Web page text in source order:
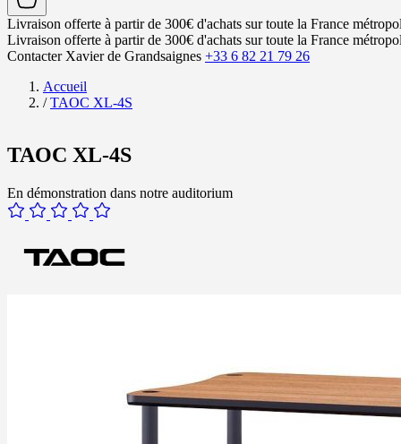
Livraison offerte à partir de 300€ d'achats sur toute la France
Livraison offerte à partir de 300€ d'achats sur toute la France
Contacter Xavier de Grandsaignes +33 6 82 21 79 26
Accueil
/ TAOC XL-4S
TAOC XL-4S
En démonstration dans notre auditorium